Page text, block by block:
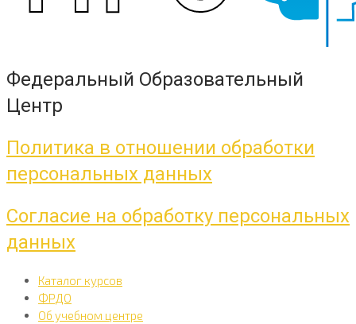
Федеральный Образовательный
Центр
Политика в отношении обработки
персональных данных
Согласие на обработку персональных
данных
Каталог курсов
ФРДО
Об учебном центре